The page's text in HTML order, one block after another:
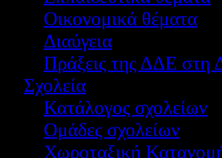
Οικονομικά θέματα
Διαύγεια
Πράξεις της ΔΔΕ στη
Σχολεία
Κατάλογος σχολείων
Ομάδες σχολείων
Χωροταξική